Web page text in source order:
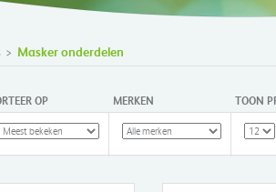
Masker onderdelen
OP MERKEN TOON